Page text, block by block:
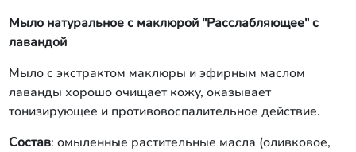
Мыло натуральное с маклюрой "Расслабляющее" с
лавандой
Мыло с экстрактом маклюры и эфирным маслом
лаванды хорошо очищает кожу, оказывает
тонизирующее и противовоспалительное действие.
Состав: омыленные растительные масла (оливковое,